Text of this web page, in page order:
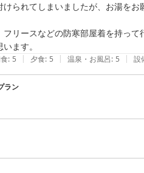
られてしまいましたが、お湯を
リースなどの防寒部屋着を持って
ます。
: 5 | 夕食: 5 | 温泉・お風呂: 5 | 設
ラン